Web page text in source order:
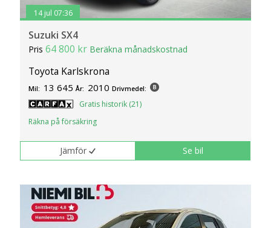
14 jul 07:36
Suzuki SX4
Pris64 800 kr Beräkna månadskostnad
Toyota Karlskrona
Mil: 13 645 År: 2010 Drivmedel:
Gratis historik (21)
Räkna på försäkring
Jämför Se bil